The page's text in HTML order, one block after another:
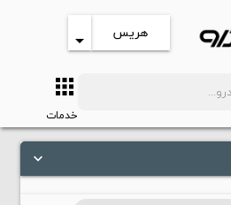
هریس arrow_drop_down
apps
خدمات
keyboard_arrow_down